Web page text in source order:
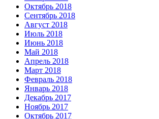
Октябрь 2018
Сентябрь 2018
Август 2018
Июль 2018
Июнь 2018
Май 2018
Апрель 2018
Март 2018
Февраль 2018
Январь 2018
Декабрь 2017
Ноябрь 2017
Октябрь 2017